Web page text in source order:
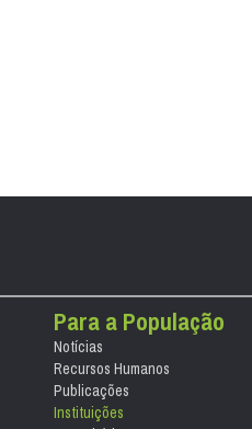
Para a População
Notícias
Recursos Humanos
Publicações
Instituições